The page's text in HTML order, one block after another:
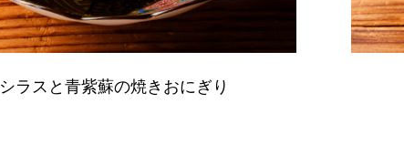
シラスと青紫蘇の焼きおにぎり